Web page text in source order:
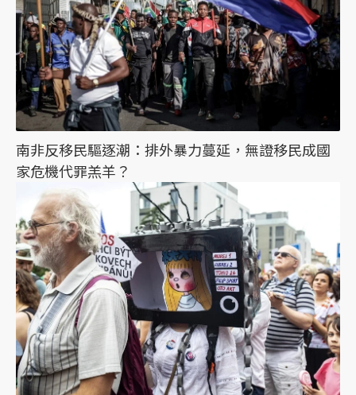
南非反移民驅逐潮：排外暴力蔓延，無證移民成國
家危機代罪羔羊？